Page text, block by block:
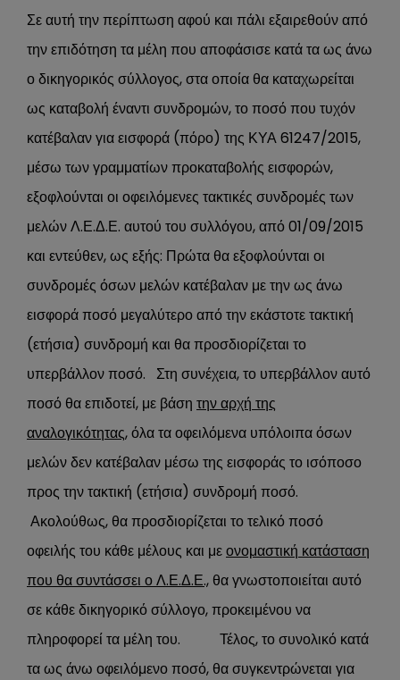
Σε αυτή την περίπτωση αφού και πάλι εξαιρεθούν από
την επιδότηση τα μέλη που αποφάσισε κατά τα ως άνω
ο δικηγορικός σύλλογος, στα οποία θα καταχωρείται
ως καταβολή έναντι συνδρομών, το ποσό που τυχόν
κατέβαλαν για εισφορά (πόρο) της ΚΥΑ 61247/2015,
μέσω των γραμματίων προκαταβολής εισφορών,
εξοφλούνται οι οφειλόμενες τακτικές συνδρομές των
μελών Λ.Ε.Δ.Ε. αυτού του συλλόγου, από 01/09/2015
και εντεύθεν, ως εξής: Πρώτα θα εξοφλούνται οι
συνδρομές όσων μελών κατέβαλαν με την ως άνω
εισφορά ποσό μεγαλύτερο από την εκάστοτε τακτική
(ετήσια) συνδρομή και θα προσδιορίζεται το
υπερβάλλον ποσό. Στη συνέχεια, το υπερβάλλον αυτό
ποσό θα επιδοτεί, με βάση την αρχή της
αναλογικότητας,όλα τα οφειλόμενα υπόλοιπα όσων
μελών δεν κατέβαλαν μέσω της εισφοράς το ισόποσο
προς την τακτική (ετήσια) συνδρομή ποσό.
Ακολούθως, θα προσδιορίζεται το τελικό ποσό
οφειλής του κάθε μέλους και μεονομαστική κατάσταση
που θα συντάσσει ο Λ.Ε.Δ.Ε., θα γνωστοποιείται αυτό
σε κάθε δικηγορικό σύλλογο, προκειμένου να
πληροφορεί τα μέλη του. Τέλος, το συνολικό κατά
τα ως άνω οφειλόμενο ποσό, θα συγκεντρώνεται για